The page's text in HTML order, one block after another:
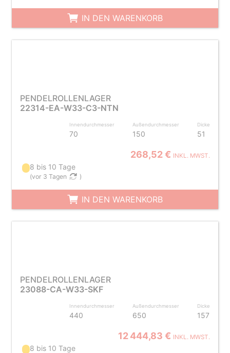
IN DEN WARENKORB
PENDELROLLENLAGER
22314-EA-W33-C3-NTN
Innendurchmesser
70
Außendurchmesser
150
Dicke
51
268,52 € INKL. MWST.
8 bis 10 Tage
(vor 3 Tagen )
IN DEN WARENKORB
PENDELROLLENLAGER
23088-CA-W33-SKF
Innendurchmesser
440
Außendurchmesser
650
Dicke
157
12 444,83 € INKL. MWST.
8 bis 10 Tage